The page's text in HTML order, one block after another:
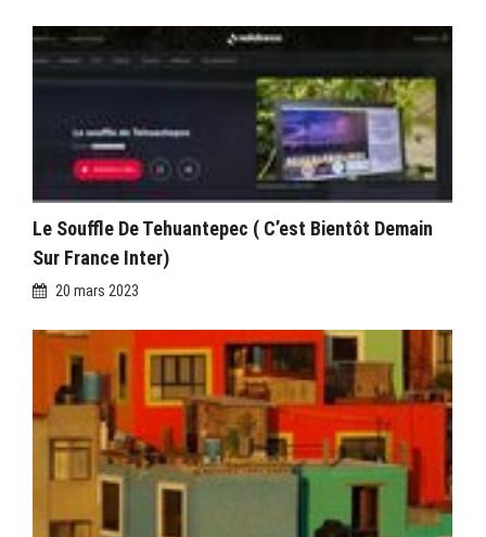
Le Souffle De Tehuantepec ( C’est Bientôt Demain
Sur France Inter)
20 mars 2023